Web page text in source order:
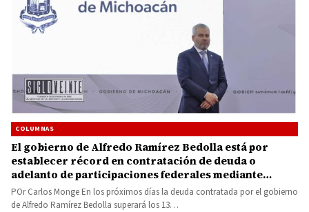
COLUMNAS
El gobierno de Alfredo Ramírez Bedolla está por
establecer récord en contratación de deuda o
adelanto de participaciones federales mediante
financiamiento, por 13 mil 730 millones de pesos
POr Carlos Monge En los próximos días la deuda contratada por el gobierno
de Alfredo Ramírez Bedolla superará los 13…